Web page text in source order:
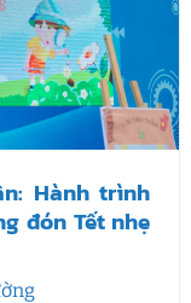
Hành trình
đón Tết nhẹ